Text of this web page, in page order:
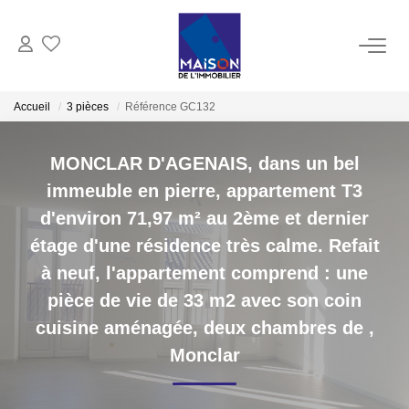
GESTION
ESTIMATION
Estimer Vendre
Estimation En Ligne Gratuite
Biens Vendus
Accueil 3 pièces Référence GC132
MONCLAR D'AGENAIS, dans un bel
immeuble en pierre, appartement T3
d'environ 71,97 m² au 2ème et dernier
étage d'une résidence très calme. Refait
à neuf, l'appartement comprend : une
pièce de vie de 33 m2 avec son coin
cuisine aménagée, deux chambres de ,
Monclar